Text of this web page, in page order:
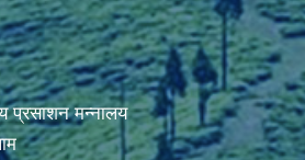
प्रसाशन मन्नालय